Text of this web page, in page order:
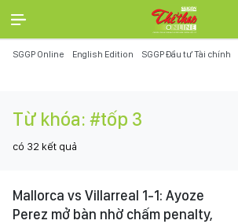
SGGP Online English Edition SGGP Đầu tư Tài chính
Từ khóa: #tốp 3
có 32 kết quả
Mallorca vs Villarreal 1-1: Ayoze
Perez mở bàn nhờ chấm penalty,